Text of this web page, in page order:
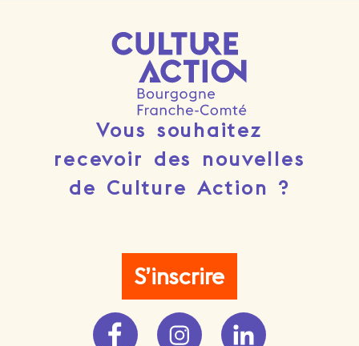
Vous souhaitez
recevoir des nouvelles
de Culture Action ?
S’inscrire